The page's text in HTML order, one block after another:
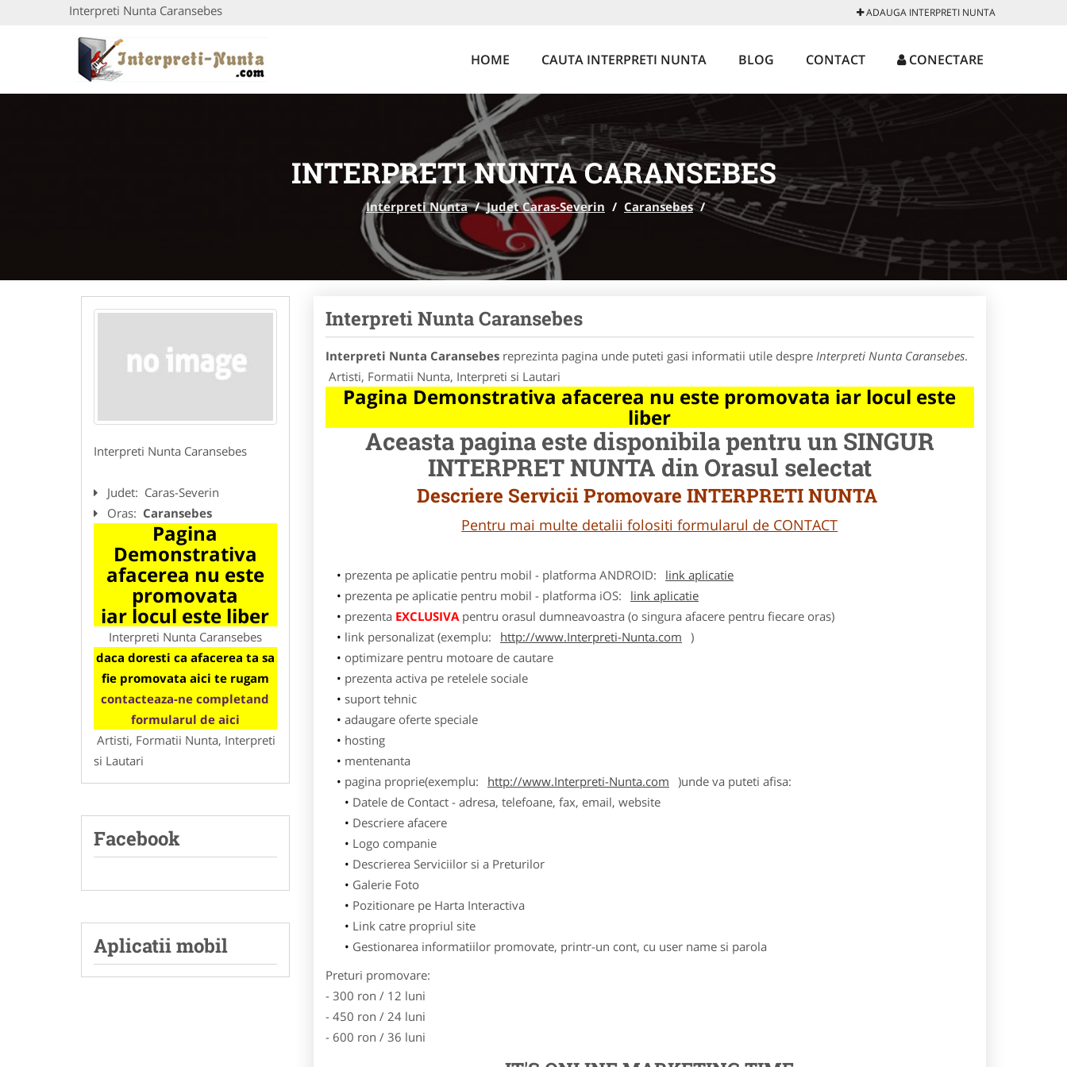
Interpreti Nunta Caransebes ADAUGA INTERPRETI NUNTA
HOME CAUTA INTERPRETI NUNTA BLOG CONTACT CONECTARE
INTERPRETI NUNTA CARANSEBES
Interpreti Nunta / Judet Caras-Severin / Caransebes /
Interpreti Nunta Caransebes
Judet: Caras-Severin
Oras: Caransebes
Pagina
Demonstrativa
afacerea nu este
promovata
iar locul este liber
Interpreti Nunta Caransebes
daca doresti ca afacerea ta sa
fie promovata aici te rugam
contacteaza-ne completand
formularul de aici
Artisti, Formatii Nunta, Interpreti
si Lautari
Facebook
Aplicatii mobil
Interpreti Nunta Caransebes
Interpreti Nunta Caransebesreprezinta pagina unde puteti gasi informatii utile despre Interpreti Nunta Caransebes.
Artisti, Formatii Nunta, Interpreti si Lautari
Pagina Demonstrativa afacerea nu este promovata iar locul este
liber
Aceasta pagina este disponibila pentru un SINGUR
INTERPRET NUNTA din Orasul selectat
Descriere Servicii Promovare INTERPRETI NUNTA
Pentru mai multe detalii folositi formularul de CONTACT
prezenta pe aplicatie pentru mobil - platforma ANDROID:
link aplicatie
prezenta pe aplicatie pentru mobil - platforma iOS:
link aplicatie
prezenta EXCLUSIVApentru orasul dumneavoastra (o singura afacere pentru fiecare oras)
link personalizat (exemplu:
http://www.Interpreti-Nunta.com )
optimizare pentru motoare de cautare
prezenta activa pe retelele sociale
suport tehnic
adaugare oferte speciale
hosting
mentenanta
pagina proprie(exemplu:
http://www.Interpreti-Nunta.com )unde va puteti afisa:
Datele de Contact - adresa, telefoane, fax, email, website
Descriere afacere
Logo companie
Descrierea Serviciilor si a Preturilor
Galerie Foto
Pozitionare pe Harta Interactiva
Link catre propriul site
Gestionarea informatiilor promovate, printr-un cont, cu user name si parola
Preturi promovare:
- 300 ron / 12 luni
- 450 ron / 24 luni
- 600 ron / 36 luni